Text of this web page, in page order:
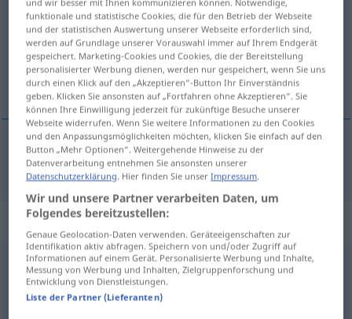
Übersicht aller Übersetzungen
(Für mehr Details die Übersetzung anklicken/antippen)
autoritär
autoritär autoritar
Synonyme für "autoritar"
imperativ,poruncitor,voluntar
funktionale und statistische Cookies, die für den Betrieb der Webseite
und der statistischen Auswertung unserer Webseite erforderlich sind,
werden auf Grundlage unserer Vorauswahl immer auf Ihrem Endgerät
gespeichert. Marketing-Cookies und Cookies, die der Bereitstellung
personalisierter Werbung dienen, werden nur gespeichert, wenn Sie uns
durch einen Klick auf den „Akzeptieren“-Button Ihr Einverständnis
geben. Klicken Sie ansonsten auf „Fortfahren ohne Akzeptieren“. Sie
können Ihre Einwilligung jederzeit für zukünftige Besuche unserer
Webseite widerrufen. Wenn Sie weitere Informationen zu den Cookies
und den Anpassungsmöglichkeiten möchten, klicken Sie einfach auf den
Button „Mehr Optionen“. Weitergehende Hinweise zu der
Datenverarbeitung entnehmen Sie ansonsten unserer
Datenschutzerklärung . Hier finden Sie unserImpressum
Wir und unsere Partner verarbeiten Daten, um
Folgendes bereitzustellen:
Genaue Geolocation-Daten verwenden. Geräteeigenschaften zur
Identifikation aktiv abfragen. Speichern von und/oder Zugriff auf
Informationen auf einem Gerät. Personalisierte Werbung und Inhalte,
Messung von Werbung und Inhalten, Zielgruppenforschung und
Entwicklung von Dienstleistungen.
Liste der Partner (Lieferanten)